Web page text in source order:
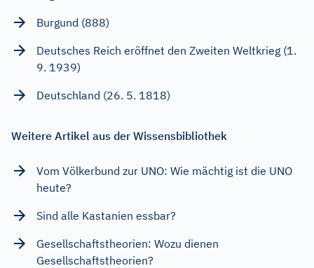
Burgund (888)
Deutsches Reich eröffnet den Zweiten Weltkrieg (1.
9. 1939)
Deutschland (26. 5. 1818)
Weitere Artikel aus der Wissensbibliothek
Vom Völkerbund zur UNO: Wie mächtig ist die UNO
heute?
Sind alle Kastanien essbar?
Gesellschaftstheorien: Wozu dienen
Gesellschaftstheorien?